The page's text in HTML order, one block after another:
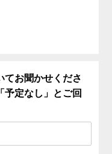
てお聞かせくださ
予定なし」とご回